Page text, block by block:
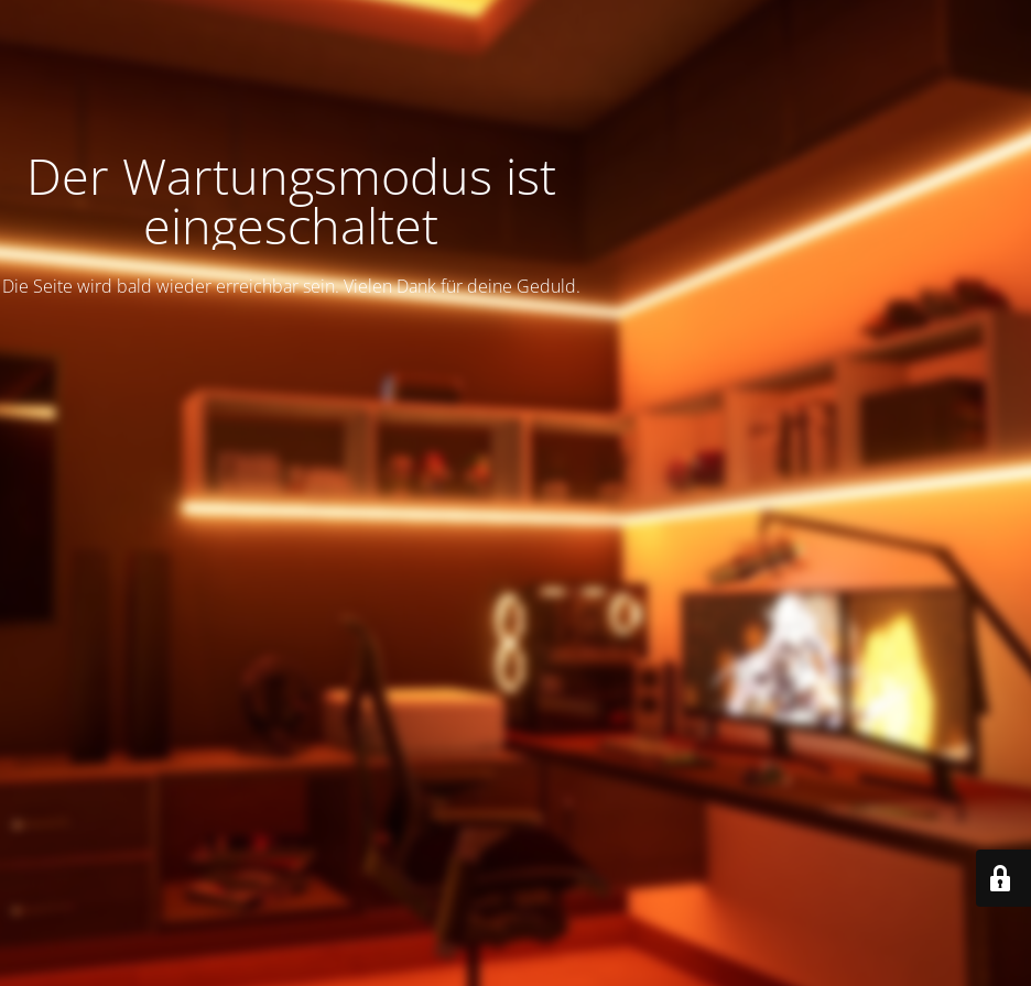
Der Wartungsmodus ist
eingeschaltet
Die Seite wird bald wieder erreichbar sein. Vielen Dank für deine Geduld.